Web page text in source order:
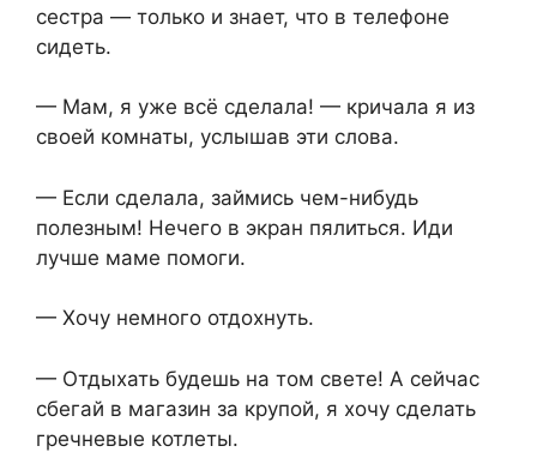
сестра — только и знает, что в телефоне
сидеть.
— Мам, я уже всё сделала! — кричала я из
своей комнаты, услышав эти слова.
— Если сделала, займись чем-нибудь
полезным! Нечего в экран пялиться. Иди
лучше маме помоги.
— Хочу немного отдохнуть.
— Отдыхать будешь на том свете! А сейчас
сбегай в магазин за крупой, я хочу сделать
гречневые котлеты.